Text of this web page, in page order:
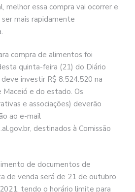
melhor essa compra vai ocorrer e
mais rapidamente
compra de alimentos foi
quinta-feira (21) do Diário
investir R$ 8.524.520 na
Maceió e do estado. Os
e associações) deverão
ao e-mail
destinados à Comissão
de documentos de
de venda será de 21 de outubro
tendo o horário limite para